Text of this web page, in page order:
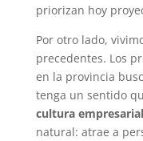
priorizan hoy
Por otro lado,
precedentes. Los
en la provincia
tenga un sentido
cultura
natural: atrae a